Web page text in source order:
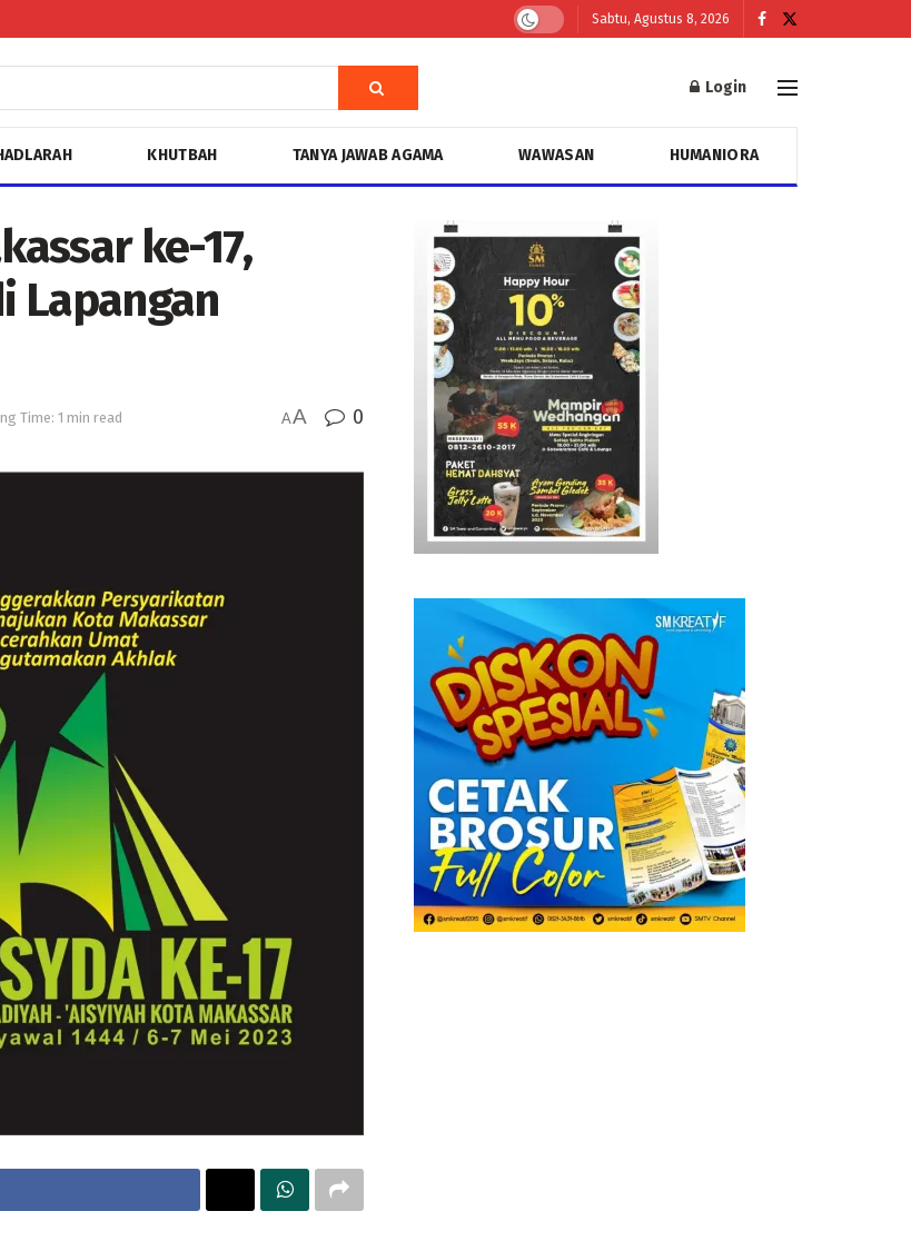
Sabtu, Agustus 8, 2026
Login
KHUTBAH TANYA JAWAB AGAMA WAWASAN HUMANIORA
ke-17,
Lapangan
Time: 1 min read AA 0